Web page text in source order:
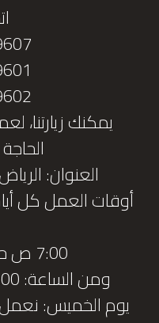
يمكنك زيارتنا،
العنوان:
أوقات العمل كل
7:00 ص حتى 12:00 ظهراً
ومن الساعة: 2:00 م حتى 7:00 مساءاً.
يوم الخميس: نعمل حتى